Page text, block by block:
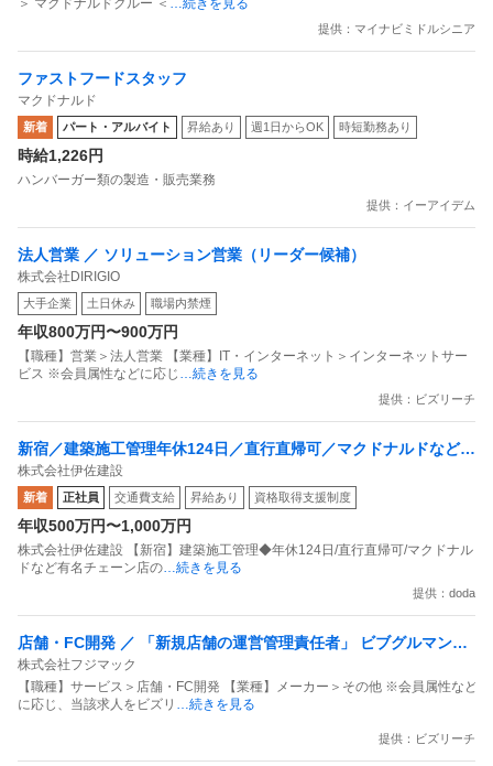
＞ マクドナルドクルー ＜ …続きを見る
提供：マイナビミドルシニア
ファストフードスタッフ
マクドナルド
新着 パート・アルバイト 昇給あり 週1日からOK 時短勤務あり
時給1,226円
ハンバーガー類の製造・販売業務
提供：イーアイデム
法人営業 ／ ソリューション営業（リーダー候補）
株式会社DIRIGIO
大手企業 土日休み 職場内禁煙
年収800万円〜900万円
【職種】営業＞法人営業 【業種】IT・インターネット＞インターネットサー
ビス ※会員属性などに応じ …続きを見る
提供：ビズリーチ
新宿／建築施工管理年休124日／直行直帰可／マクドナルドなど有
名チェーン店の施工に携われる！
株式会社伊佐建設
新着 正社員 交通費支給 昇給あり 資格取得支援制度
年収500万円〜1,000万円
株式会社伊佐建設 【新宿】建築施工管理◆年休124日/直行直帰可/マクドナル
ドなど有名チェーン店の…続きを見る
提供：doda
店舗・FC開発 ／ 「新規店舗の運営管理責任者」 ビブグルマン獲
得シェフと建築から創り上げるスペイン料理店
株式会社フジマック
【職種】サービス＞店舗・FC開発 【業種】メーカー＞その他 ※会員属性など
に応じ、当該求人をビズリ …続きを見る
提供：ビズリーチ